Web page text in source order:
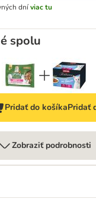
dníviac tu
spolu
Pridať do košíkaPridať
Zobraziť podrobnosti